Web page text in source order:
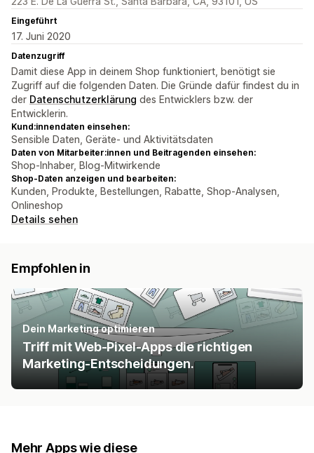
Eingeführt
17. Juni 2020
Datenzugriff
Damit diese App in deinem Shop funktioniert, benötigt sie
Zugriff auf die folgenden Daten. Die Gründe dafür findest du in
der Datenschutzerklärung des Entwicklers bzw. der
Entwicklerin.
Kund:innendaten einsehen:
Sensible Daten, Geräte- und Aktivitätsdaten
Daten von Mitarbeiter:innen und Beitragenden einsehen:
Shop-Inhaber, Blog-Mitwirkende
Shop-Daten anzeigen und bearbeiten:
Kunden, Produkte, Bestellungen, Rabatte, Shop-Analysen,
Onlineshop
Details sehen
Empfohlen in
Dein Marketing optimieren
Triff mit Web-Pixel-Apps die richtigen
Marketing-Entscheidungen.
Mehr Apps wie diese